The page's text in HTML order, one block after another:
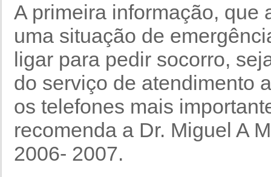
A primeira informação, que
uma situação de
ligar para pedir socorro,
do serviço de atendimento
os telefones mais
recomenda a Dr. Miguel A
2006- 2007.